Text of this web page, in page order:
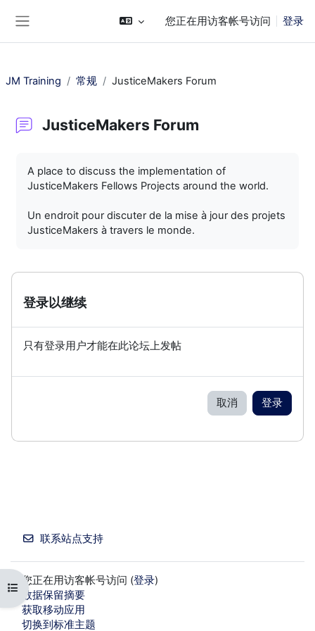
您正在用访客帐号访问 登录
打开课程索引
JM Training 常规 JusticeMakers Forum
JusticeMakers Forum
A place to discuss the implementation of
JusticeMakers Fellows Projects around the world.
Un endroit pour discuter de la mise à jour des projets
JusticeMakers à travers le monde.
登录以继续
只有登录用户才能在此论坛上发帖
取消 登录
联系站点支持
您正在用访客帐号访问 (登录)
‎数据保留摘要‎
获取移动应用
切换到标准主题